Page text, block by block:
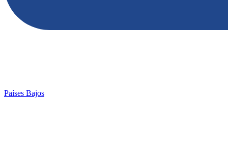
Países Bajos